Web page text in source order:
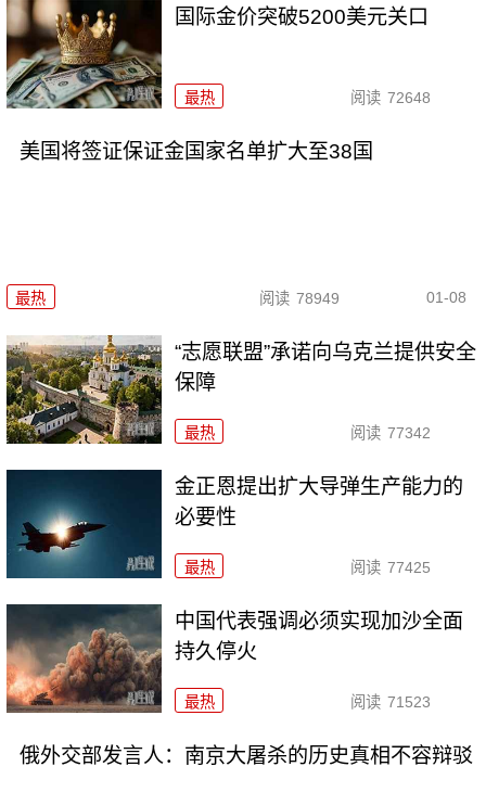
国际金价突破5200美元关口
最热 阅读 72648
美国将签证保证金国家名单扩大至38国
最热 阅读 78949 01-08
“志愿联盟”承诺向乌克兰提供安全
保障
最热 阅读 77342
金正恩提出扩大导弹生产能力的
必要性
最热 阅读 77425
中国代表强调必须实现加沙全面
持久停火
最热 阅读 71523
俄外交部发言人：南京大屠杀的历史真相不容辩驳